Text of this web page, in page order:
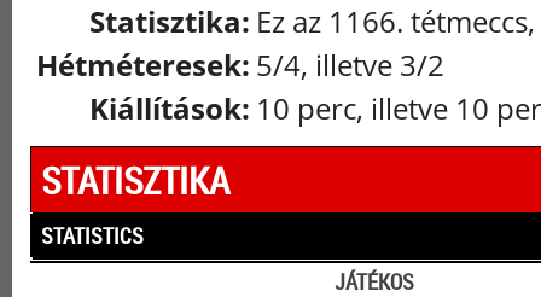
Statisztika: Ez az 1166.
Hétméteresek: 5/4, illetve 3/2
Kiállítások: 10 perc, illetve 10
STATISZTIKA
STATISTICS
JÁTÉKOS